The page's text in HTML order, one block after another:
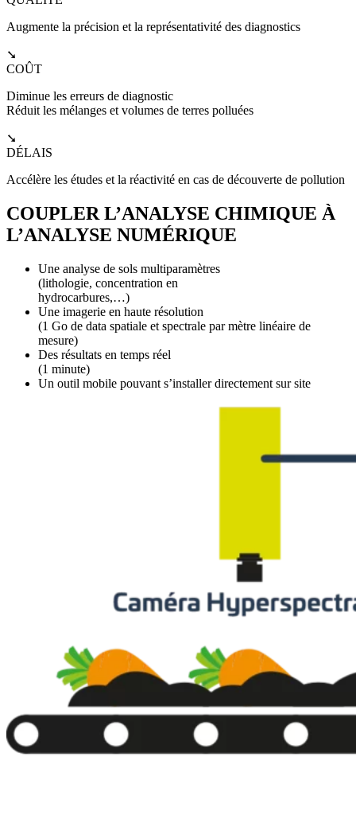
Augmente la précision et la représentativité des diagnostics
➘
COÛT
Diminue les erreurs de diagnostic
Réduit les mélanges et volumes de terres polluées
➘
DÉLAIS
Accélère les études et la réactivité en cas de découverte de pollution
COUPLER L’ANALYSE CHIMIQUE À
L’ANALYSE NUMÉRIQUE
Une analyse de sols multiparamètres
(lithologie, concentration en
hydrocarbures,…)
Une imagerie en haute résolution
(1 Go de data spatiale et spectrale par mètre linéaire de
mesure)
Des résultats en temps réel
(1 minute)
Un outil mobile pouvant s’installer directement sur site